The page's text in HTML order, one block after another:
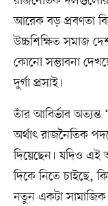
আরেক বড় প্রবণতা
উচ্চশিক্ষিত সমাজ
কোনো সম্ভাবনা
দুর্গা প্রসাই।
তাঁর আবির্ভাব অত্যন্ত
অর্থাৎ রাজনৈতিক
দিয়েছেন। যদিও
দিকে নিতে চাইছে,
নতুন একটা সামাজিক